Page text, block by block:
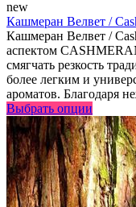
new
Кашмеран Велвет /
Кашмеран Велвет /
аспектом
смягчать резкость
более легким и
ароматов. Благодаря
Выбрать опции